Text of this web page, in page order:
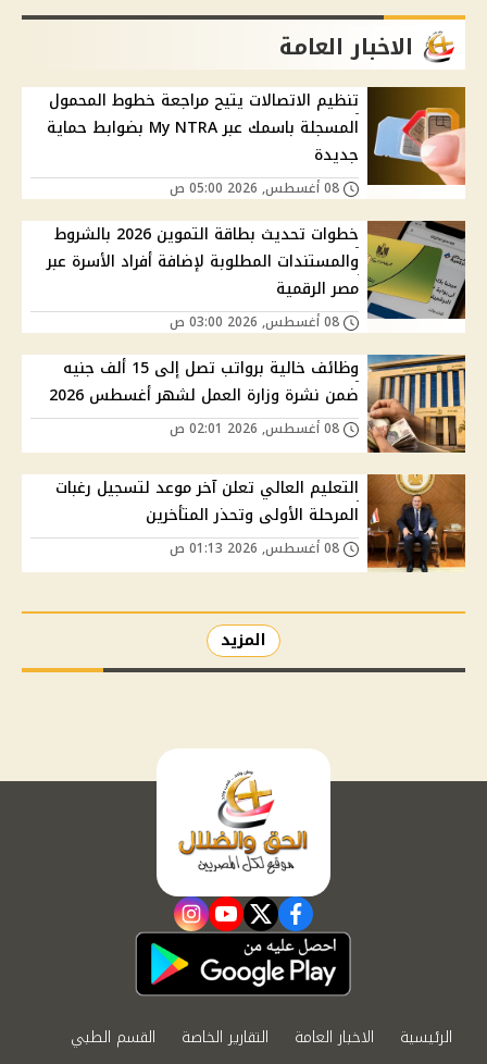
الاخبار العامة
تنظيم الاتصالات يتيح مراجعة خطوط المحمول
المسجلة باسمك عبر My NTRA بضوابط حماية
جديدة
خطوات تحديث بطاقة التموين 2026 بالشروط
والمستندات المطلوبة لإضافة أفراد الأسرة عبر
مصر الرقمية
وظائف خالية برواتب تصل إلى 15 ألف جنيه
ضمن نشرة وزارة العمل لشهر أغسطس 2026
التعليم العالي تعلن آخر موعد لتسجيل رغبات
المرحلة الأولى وتحذر المتأخرين
المزيد
facebook
twitter
youtube
instagram
الرئيسية الاخبار العامة التقارير الخاصة
القسم الطبي